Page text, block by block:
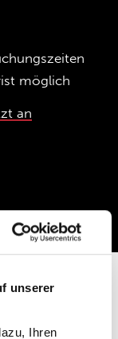
unserer
Ihren
möglich
an